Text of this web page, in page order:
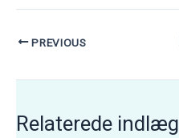
PREVIOUS
Relaterede indlæg